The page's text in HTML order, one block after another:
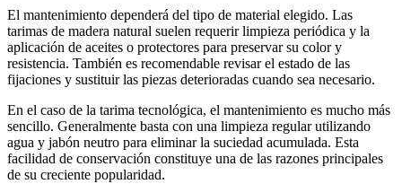
El mantenimiento dependerá del tipo de material elegido. Las
tarimas de madera natural suelen requerir limpieza periódica y la
aplicación de aceites o protectores para preservar su color y
resistencia. También es recomendable revisar el estado de las
fijaciones y sustituir las piezas deterioradas cuando sea necesario.
En el caso de la tarima tecnológica, el mantenimiento es mucho más
sencillo. Generalmente basta con una limpieza regular utilizando
agua y jabón neutro para eliminar la suciedad acumulada. Esta
facilidad de conservación constituye una de las razones principales
de su creciente popularidad.